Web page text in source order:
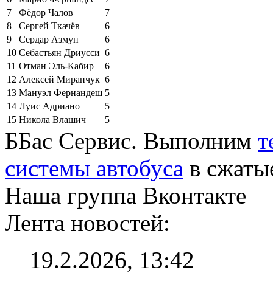
7
Фёдор Чалов
7
8
Сергей Ткачёв
6
9
Сердар Азмун
6
10 Себастьян Дриусси 6
11 Отман Эль-Кабир
6
12 Алексей Миранчук 6
13 Мануэл Фернандеш 5
14 Луис Адриано
5
15 Никола Влашич 5
ББас Сервис. Выполним
системы автобуса в
Наша группа Вконтакте
Лента новостей:
19.2.2026, 13:42